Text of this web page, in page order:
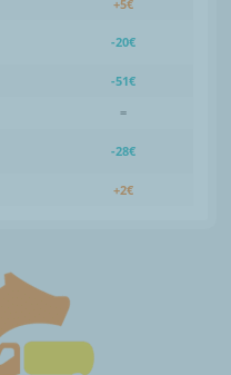
+5€
-20€
-51€
=
-28€
+2€